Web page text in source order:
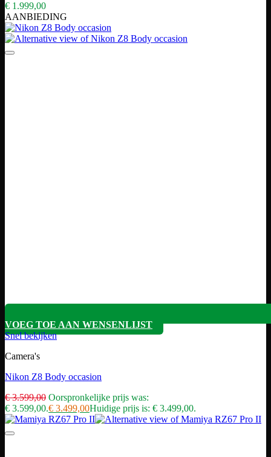
€ 1.999,00
AANBIEDING
VOEG TOE AAN WENSENLIJST
Snel bekijken
Camera's
Nikon Z8 Body occasion
€3.599,00 Oorspronkelijke prijs was:
€ 3.599,00.€ 3.499,00Huidige prijs is: € 3.499,00.